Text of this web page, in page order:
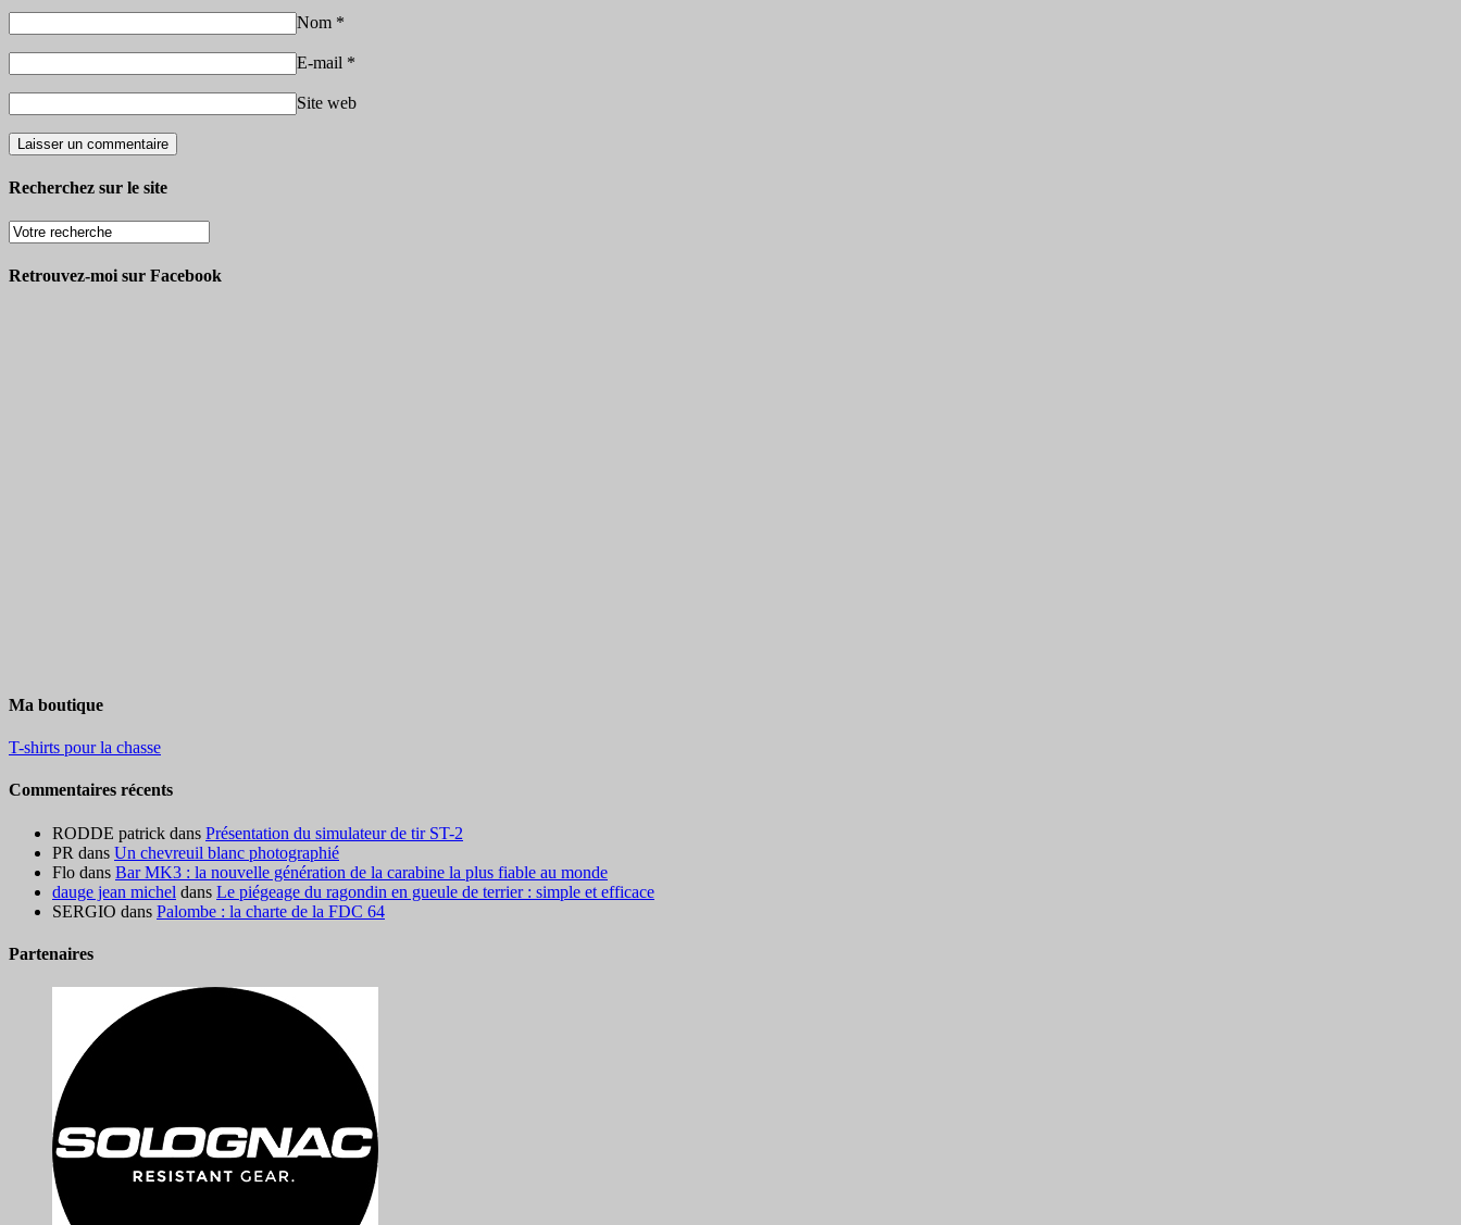
Nom *
E-mail *
Site web
Recherchez sur le site
Retrouvez-moi sur Facebook
Ma boutique
T-shirts pour la chasse
Commentaires récents
RODDE patrick dans Présentation du simulateur de tir ST-2
PR dans Un chevreuil blanc photographié
Flo dans Bar MK3 : la nouvelle génération de la carabine la plus fiable au monde
dauge jean michel dans Le piégeage du ragondin en gueule de terrier : simple et efficace
SERGIO dans Palombe : la charte de la FDC 64
Partenaires